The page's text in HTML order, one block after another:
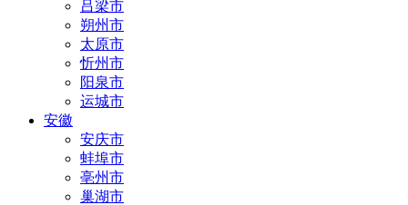
吕梁市
朔州市
太原市
忻州市
阳泉市
运城市
安徽
安庆市
蚌埠市
亳州市
巢湖市